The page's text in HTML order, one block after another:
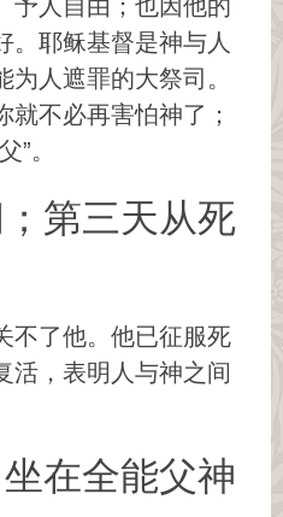
予人自由；也因他的
。耶稣基督是神与人
人遮罪的大祭司。
不必再害怕神了；
”。
第三天从死
不了他。他已征服死
活，表明人与神之间
在全能父神